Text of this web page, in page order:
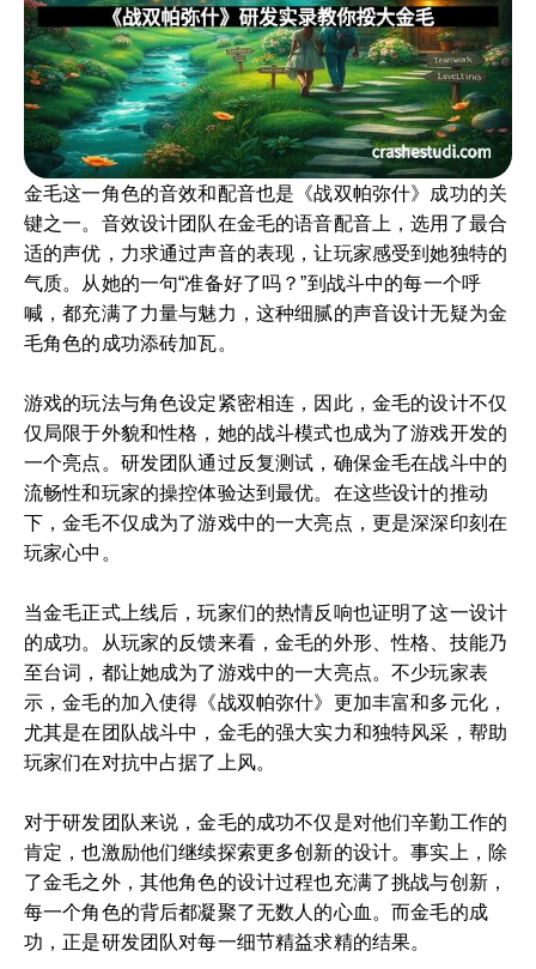
金毛这一角色的音效和配音也是《战双帕弥什》成功的关
键之一。音效设计团队在金毛的语音配音上，选用了最合
适的声优，力求通过声音的表现，让玩家感受到她独特的
气质。从她的一句“准备好了吗？”到战斗中的每一个呼
喊，都充满了力量与魅力，这种细腻的声音设计无疑为金
毛角色的成功添砖加瓦。
游戏的玩法与角色设定紧密相连，因此，金毛的设计不仅
仅局限于外貌和性格，她的战斗模式也成为了游戏开发的
一个亮点。研发团队通过反复测试，确保金毛在战斗中的
流畅性和玩家的操控体验达到最优。在这些设计的推动
下，金毛不仅成为了游戏中的一大亮点，更是深深印刻在
玩家心中。
当金毛正式上线后，玩家们的热情反响也证明了这一设计
的成功。从玩家的反馈来看，金毛的外形、性格、技能乃
至台词，都让她成为了游戏中的一大亮点。不少玩家表
示，金毛的加入使得《战双帕弥什》更加丰富和多元化，
尤其是在团队战斗中，金毛的强大实力和独特风采，帮助
玩家们在对抗中占据了上风。
对于研发团队来说，金毛的成功不仅是对他们辛勤工作的
肯定，也激励他们继续探索更多创新的设计。事实上，除
了金毛之外，其他角色的设计过程也充满了挑战与创新，
每一个角色的背后都凝聚了无数人的心血。而金毛的成
功，正是研发团队对每一细节精益求精的结果。